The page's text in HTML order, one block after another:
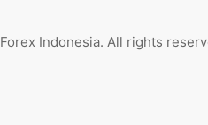
Indonesia. All rights